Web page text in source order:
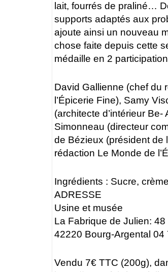
lait, fourrés de praliné…
supports adaptés aux
ajoute ainsi un nouveau
chose faite depuis cette
médaille en 2
David Gallienne (chef du
l’Épicerie Fine), Samy
(architecte d’intérieur
Simonneau (directeur
de Bézieux (président de
rédaction Le Monde de
Ingrédients : Sucre,
ADRESSE
Usine et musée
La Fabrique de Julien: 48
42220 Bourg-Argental 04
Vendu 7€ TTC (200g),